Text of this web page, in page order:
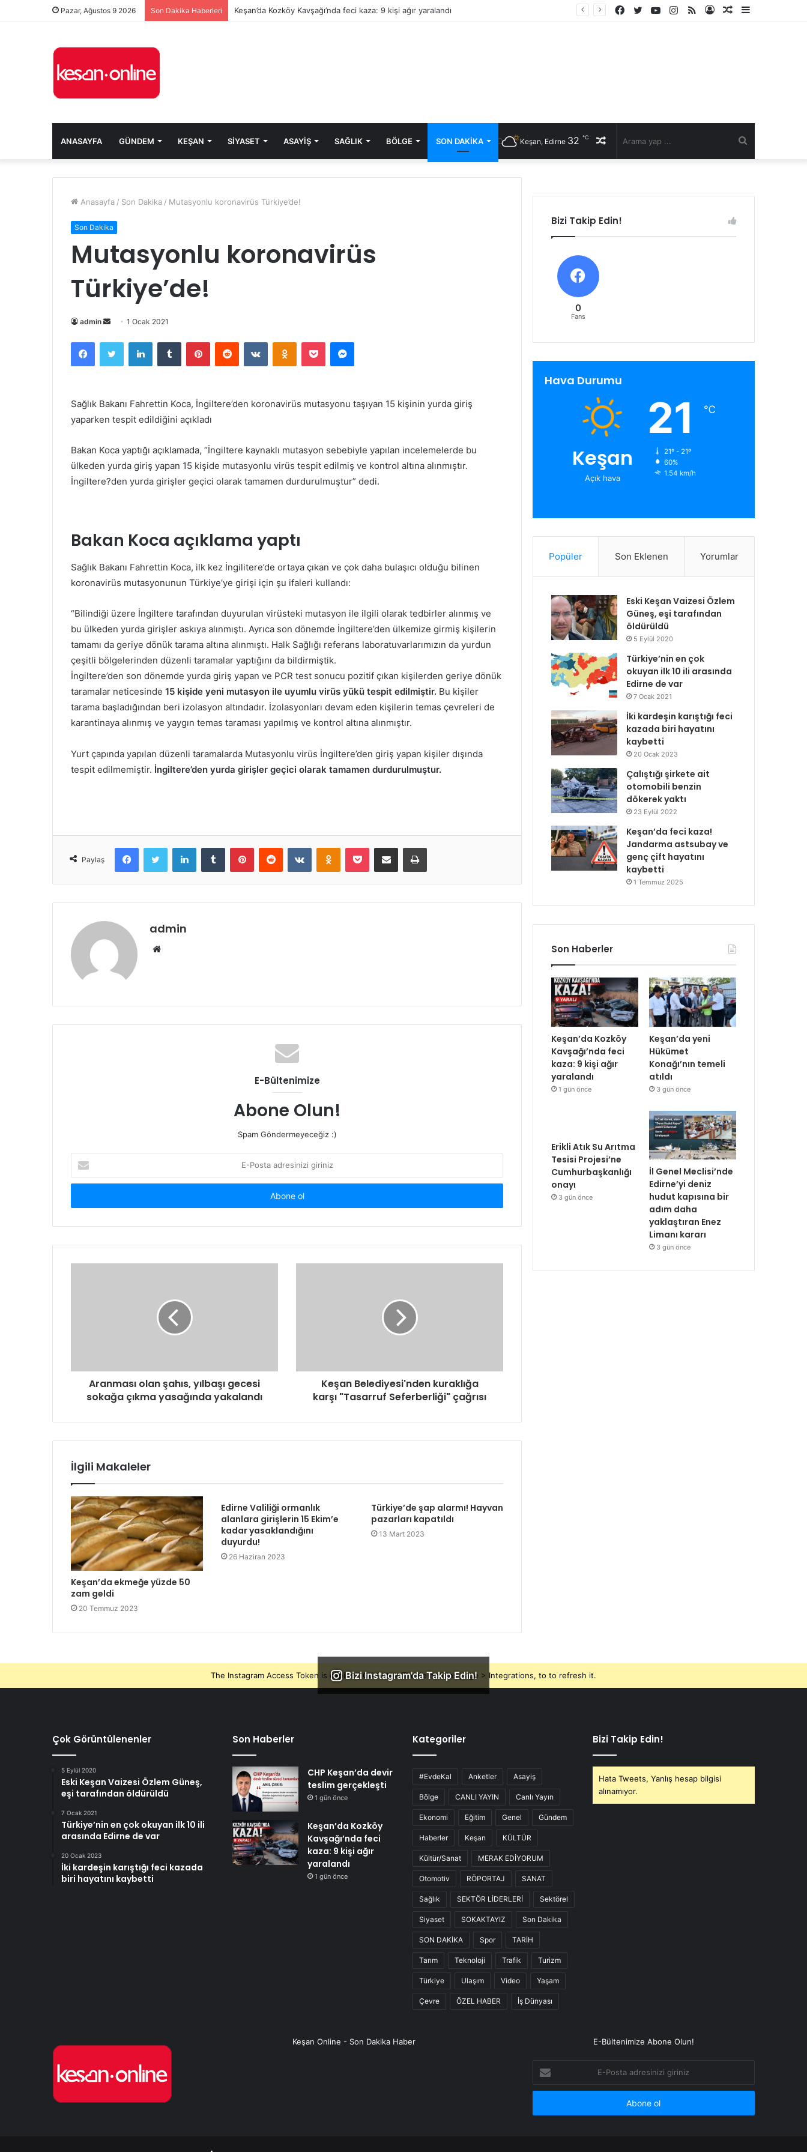
Pazar, Ağustos 9 2026 Son Dakika Haberleri Keşan’da Kozköy Kavşağı’nda feci kaza: 9 kişi ağır yaralandı
Kenar
Rastgele
Kayıt
RSS
Instagram
YouTube
Twitter
Facebook
ANASAYFA GÜNDEM KEŞAN SIYASET ASAYIŞ SAĞLIK BÖLGE SON DAKIKA Rastgele
Keşan, Edirne 32 ℃
Anasayfa / Son Dakika / Mutasyonlu koronavirüs Türkiye’de!
Son Dakika
Mutasyonlu koronavirüs
Türkiye’de!
admin
Bir
posta
göndermek
1 Ocak 2021
FacebookTwitter LinkedInTumblr PinterestReddit VKontakteOdnoklassniki
Pocket Messenger
Sağlık Bakanı Fahrettin Koca, İngiltere’den koronavirüs mutasyonu taşıyan 15 kişinin yurda giriş
yaparken tespit edildiğini açıkladı
Bakan Koca yaptığı açıklamada, “İngiltere kaynaklı mutasyon sebebiyle yapılan incelemelerde bu
ülkeden yurda giriş yapan 15 kişide mutasyonlu virüs tespit edilmiş ve kontrol altına alınmıştır.
İngiltere?den yurda girişler geçici olarak tamamen durdurulmuştur” dedi.
Bakan Koca açıklama yaptı
Sağlık Bakanı Fahrettin Koca, ilk kez İngilitere’de ortaya çıkan ve çok daha bulaşıcı olduğu bilinen
koronavirüs mutasyonunun Türkiye’ye girişi için şu ifaleri kullandı:
“Bilindiği üzere İngiltere tarafından duyurulan virüsteki mutasyon ile ilgili olarak tedbirler alınmış ve
bu ülkeden yurda girişler askıya alınmıştı. Ayrıca son dönemde İngiltere’den ülkemize girmiş kişilerin
tamamı da geriye dönük tarama altına alınmıştı. Halk Sağlığı referans laboratuvarlarımızın da yurdun
çeşitli bölgelerinden düzenli taramalar yaptığını da bildirmiştik.
İngiltere’den son dönemde yurda giriş yapan ve PCR test sonucu pozitif çıkan kişilerden geriye dönük
taramalar neticesinde 15 kişide yeni mutasyon ile uyumlu virüs yükü tespit edilmiştir. Bu kişiler
tarama başladığından beri izolasyon altındadır. İzolasyonları devam eden kişilerin temas çevreleri de
karantinaya alınmış ve yaygın temas taraması yapılmış ve kontrol altına alınmıştır.
Yurt çapında yapılan düzenli taramalarda Mutasyonlu virüs İngiltere’den giriş yapan kişiler dışında
tespit edilmemiştir. İngiltere’den yurda girişler geçici olarak tamamen durdurulmuştur.
Paylaş
FacebookTwitter LinkedInTumblr PinterestReddit VKontakteOdnoklassniki
Pocket E-Posta ile paylaş Yazdır
admin
Web
E-Bültenimize
Abone Olun!
Spam Göndermeyeceğiz :)
Posta
adresinizi
Aranması olan şahıs, yılbaşı gecesi
sokağa çıkma yasağında yakalandı
Keşan Belediyesi'nden kuraklığa
karşı "Tasarruf Seferberliği" çağrısı
İlgili Makaleler
Keşan’da ekmeğe yüzde 50
zam geldi
20 Temmuz 2023
Edirne Valiliği ormanlık
alanlara girişlerin 15 Ekim’e
kadar yasaklandığını
duyurdu!
26 Haziran 2023
Türkiye’de şap alarmı! Hayvan
pazarları kapatıldı
13 Mart 2023
Bizi Takip Edin!
0
Fans
Hava Durumu
Keşan
Açık hava
21 ℃
21º - 21º
60%
1.54 km/h
Popüler Son Eklenen Yorumlar
Eski Keşan Vaizesi Özlem
Güneş, eşi tarafından
öldürüldü
5 Eylül 2020
Türkiye’nin en çok
okuyan ilk 10 ili arasında
Edirne de var
7 Ocak 2021
İki kardeşin karıştığı feci
kazada biri hayatını
kaybetti
20 Ocak 2023
Çalıştığı şirkete ait
otomobili benzin
dökerek yaktı
23 Eylül 2022
Keşan’da feci kaza!
Jandarma astsubay ve
genç çift hayatını
kaybetti
1 Temmuz 2025
Son Haberler
Keşan’da Kozköy
Kavşağı’nda feci
kaza: 9 kişi ağır
yaralandı
1 gün önce
Keşan’da yeni
Hükümet
Konağı’nın temeli
atıldı
3 gün önce
Erikli Atık Su Arıtma
Tesisi Projesi’ne
Cumhurbaşkanlığı
onayı
3 gün önce
İl Genel Meclisi’nde
Edirne’yi deniz
hudut kapısına bir
adım daha
yaklaştıran Enez
Limanı kararı
3 gün önce
Bizi Instagram'da Takip Edin!
The Instagram Access Token is expired, Go to the Theme options page > Integrations, to to refresh it.
Çok Görüntülenenler
5 Eylül 2020
Eski Keşan Vaizesi Özlem Güneş,
eşi tarafından öldürüldü
7 Ocak 2021
Türkiye’nin en çok okuyan ilk 10 ili
arasında Edirne de var
20 Ocak 2023
İki kardeşin karıştığı feci kazada
biri hayatını kaybetti
Son Haberler
CHP Keşan’da devir
teslim gerçekleşti
1 gün önce
Keşan’da Kozköy
Kavşağı’nda feci
kaza: 9 kişi ağır
yaralandı
1 gün önce
Kategoriler
#EvdeKal Anketler Asayiş
Bölge CANLI YAYIN Canlı Yayın
Ekonomi Eğitim Genel Gündem
Haberler Keşan KÜLTÜR
Kültür/Sanat MERAK EDİYORUM
Otomotiv RÖPORTAJ SANAT
Sağlık SEKTÖR LİDERLERİ Sektörel
Siyaset SOKAKTAYIZ Son Dakika
SON DAKİKA Spor TARİH
Tarım Teknoloji Trafik Turizm
Türkiye Ulaşım Video Yaşam
Çevre ÖZEL HABER İş Dünyası
Bizi Takip Edin!
Hata Tweets, Yanlış hesap bilgisi
alınamıyor.
Keşan Online - Son Dakika Haber E-Bültenimize Abone Olun!
Posta
adresinizi